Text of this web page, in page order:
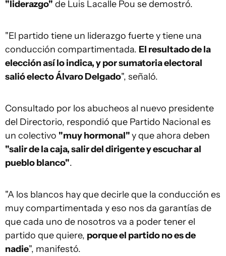
"liderazgo" de Luis Lacalle Pou se demostró.
"El partido tiene un liderazgo fuerte y tiene una
conducción compartimentada. El resultado de la
elección así lo indica, y por sumatoria electoral
salió electo Álvaro Delgado", señaló.
Consultado por los abucheos al nuevo presidente
del Directorio, respondió que Partido Nacional es
un colectivo "muy hormonal"y que ahora deben
"salir de la caja, salir del dirigente y escuchar al
pueblo blanco".
"A los blancos hay que decirle que la conducción es
muy compartimentada y eso nos da garantías de
que cada uno de nosotros va a poder tener el
partido que quiere, porque el partido no es de
nadie", manifestó.